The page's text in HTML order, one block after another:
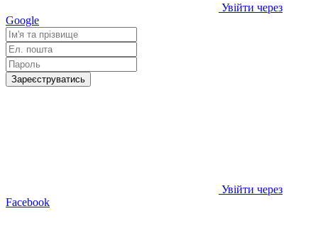
Увійти через
Google
Зареєструватись
Увійти через
Facebook